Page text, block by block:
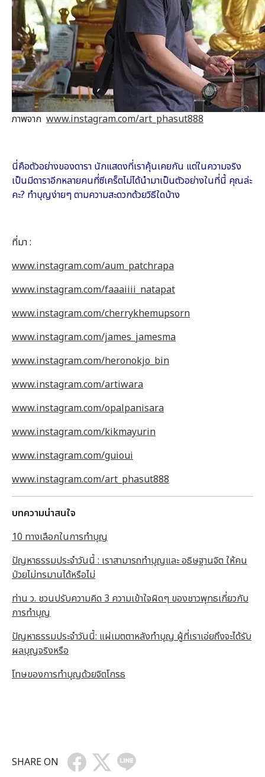
ภาพจาก www.instagram.com/art_phasut888
นี่คือตัวอย่างของดารา นักแสดงที่เราคุ้นเคยกัน แต่ในความจริง
เป็นมีดาราอีกหลายคนที่ซีเคร็ตไม่ได้นำมาเป็นตัวอย่างในที่นี้ คุณล่ะ
คะ? ทำบุญง่ายๆ ตามความสะดวกด้วยวิธีใดบ้าง
ที่มา :
www.instagram.com/aum_patchrapa
www.instagram.com/faaaiiii_natapat
www.instagram.com/cherrykhemupsorn
www.instagram.com/james_jamesma
www.instagram.com/heronokjo_bin
www.instagram.com/artiwara
www.instagram.com/opalpanisara
www.instagram.com/kikmayurin
www.instagram.com/guioui
www.instagram.com/art_phasut888
บทความน่าสนใจ
10 ทางเลือกในการทำบุญ
ปัญหาธรรมประจำวันนี้ : เราสามารถทำบุญและ อธิษฐานจิต ให้คน
ป่วยไม่ทรมานได้หรือไม่
ท่าน ว. ชวนปรับความคิด 3 ความเข้าใจผิดๆ ของชาวพุทธเกี่ยวกับ
การทำบุญ
ปัญหาธรรมประจำวันนี้: แผ่เมตตาหลังทำบุญ ผู้ที่เราเอ่ยถึงจะได้รับ
ผลบุญจริงหรือ
โทษของการทำบุญด้วยจิตโกรธ
SHARE ON